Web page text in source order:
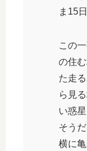
ま15
この
の住
た走
ら見
い惑
そう
横に